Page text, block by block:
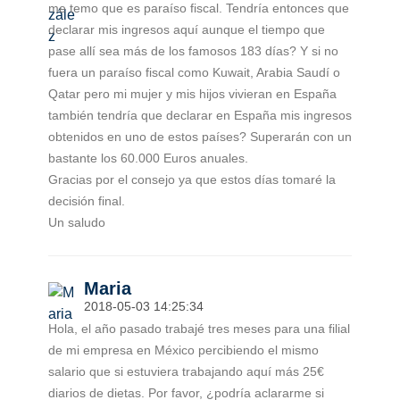
me temo que es paraíso fiscal. Tendría entonces que
declarar mis ingresos aquí aunque el tiempo que
pase allí sea más de los famosos 183 días? Y si no
fuera un paraíso fiscal como Kuwait, Arabia Saudí o
Qatar pero mi mujer y mis hijos vivieran en España
también tendría que declarar en España mis ingresos
obtenidos en uno de estos países? Superarán con un
bastante los 60.000 Euros anuales.
Gracias por el consejo ya que estos días tomaré la
decisión final.
Un saludo
Maria
2018-05-03 14:25:34
Hola, el año pasado trabajé tres meses para una filial
de mi empresa en México percibiendo el mismo
salario que si estuviera trabajando aquí más 25€
diarios de dietas. Por favor, ¿podría aclararme si